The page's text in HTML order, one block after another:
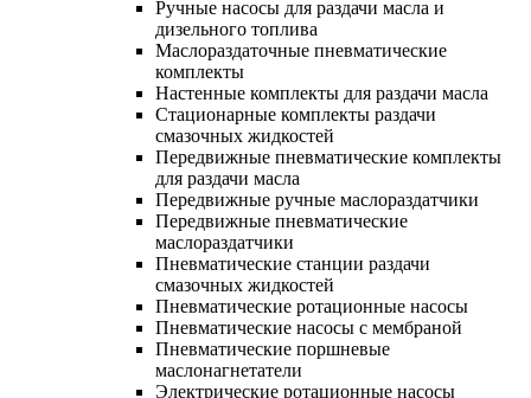
Ручные насосы для раздачи масла и
дизельного топлива
Маслораздаточные пневматические
комплекты
Настенные комплекты для раздачи масла
Стационарные комплекты раздачи
смазочных жидкостей
Передвижные пневматические комплекты
для раздачи масла
Передвижные ручные маслораздатчики
Передвижные пневматические
маслораздатчики
Пневматические станции раздачи
смазочных жидкостей
Пневматические ротационные насосы
Пневматические насосы с мембраной
Пневматические поршневые
маслонагнетатели
Электрические ротационные насосы